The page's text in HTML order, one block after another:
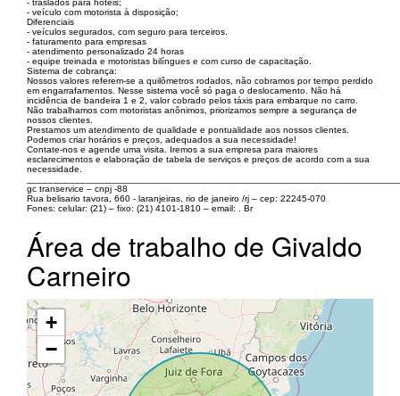
- traslados para hotéis;
- veículo com motorista à disposição;
Diferenciais
- veículos segurados, com seguro para terceiros.
- faturamento para empresas
- atendimento personalizado 24 horas
- equipe treinada e motoristas bilíngues e com curso de capacitação.
Sistema de cobrança:
Nossos valores referem-se a quilômetros rodados, não cobramos por tempo perdido
em engarrafamentos. Nesse sistema você só paga o deslocamento. Não há
incidência de bandeira 1 e 2, valor cobrado pelos táxis para embarque no carro.
Não trabalhamos com motoristas anônimos, priorizamos sempre a segurança de
nossos clientes.
Prestamos um atendimento de qualidade e pontualidade aos nossos clientes.
Podemos criar horários e preços, adequados a sua necessidade!
Contate-nos e agende uma visita. Iremos a sua empresa para maiores
esclarecimentos e elaboração de tabela de serviços e preços de acordo com a sua
necessidade.
gc transervice – cnpj -88
Rua belisario tavora, 660 - laranjeiras, rio de janeiro /rj – cep: 22245-070
Fones: celular: (21) – fixo: (21) 4101-1810 – email: . Br
Área de trabalho de Givaldo
Carneiro
+
−